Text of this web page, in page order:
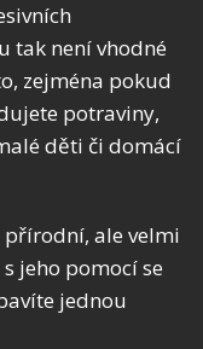
tak není vhodné
zejména pokud
potraviny,
děti či domácí
ale velmi
jeho pomocí se
jednou